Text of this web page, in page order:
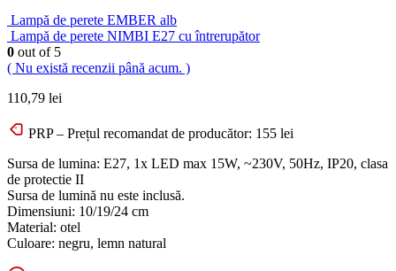
Lampă de perete EMBER alb
Lampă de perete NIMBI E27 cu întrerupător
0 out of 5
( Nu există recenzii până acum. )
110,79 lei
PRP – Prețul recomandat de producător: 155 lei
Sursa de lumina: E27, 1x LED max 15W, ~230V, 50Hz, IP20, clasa
de protectie II
Sursa de lumină nu este inclusă.
Dimensiuni: 10/19/24 cm
Material: otel
Culoare: negru, lemn natural